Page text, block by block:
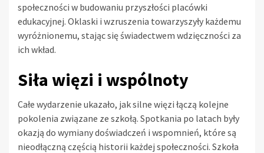
społeczności w budowaniu przyszłości placówki
edukacyjnej. Oklaski i wzruszenia towarzyszyły każdemu
wyróżnionemu, stając się świadectwem wdzięczności za
ich wkład.
Siła więzi i wspólnoty
Całe wydarzenie ukazało, jak silne więzi łączą kolejne
pokolenia związane ze szkołą. Spotkania po latach były
okazją do wymiany doświadczeń i wspomnień, które są
nieodłączną częścią historii każdej społeczności. Szkoła